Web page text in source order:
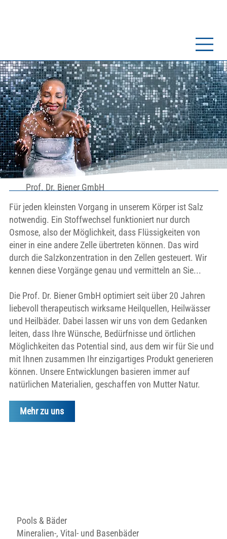
Prof. Dr. Biener GmbH
Für jeden kleinsten Vorgang in unserem Körper ist Salz
notwendig. Ein Stoffwechsel funktioniert nur durch
Osmose, also der Möglichkeit, dass Flüssigkeiten von
einer in eine andere Zelle übertreten können. Das wird
durch die Salzkonzentration in den Zellen gesteuert. Wir
kennen diese Vorgänge genau und vermitteln an Sie...
Die Prof. Dr. Biener GmbH optimiert seit über 20 Jahren
liebevoll therapeutisch wirksame Heilquellen, Heilwässer
und Heilbäder. Dabei lassen wir uns von dem Gedanken
leiten, dass Ihre Wünsche, Bedürfnisse und örtlichen
Möglichkeiten das Potential sind, aus dem wir für Sie und
mit Ihnen zusammen Ihr einzigartiges Produkt generieren
können. Unsere Entwicklungen basieren immer auf
natürlichen Materialien, geschaffen von Mutter Natur.
Pools & Bäder
Mineralien-, Vital- und Basenbäder